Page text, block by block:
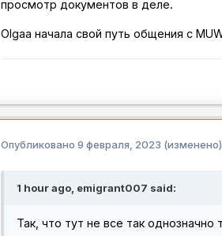
просмотр документов в деле.
Olgaa начала свой путь общения с
Опубликовано 9 февраля, 2023 (изменено)
1 hour ago, emigrant007 said:
Так, что тут не все так однозначно